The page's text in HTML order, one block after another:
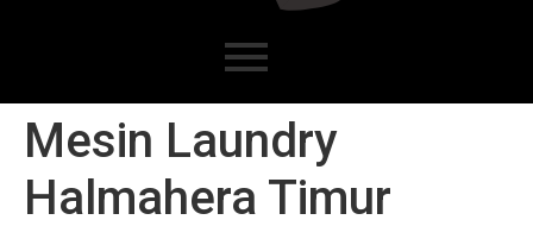
Mesin Laundry
Halmahera Timur